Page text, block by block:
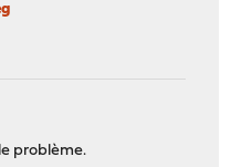
problème.